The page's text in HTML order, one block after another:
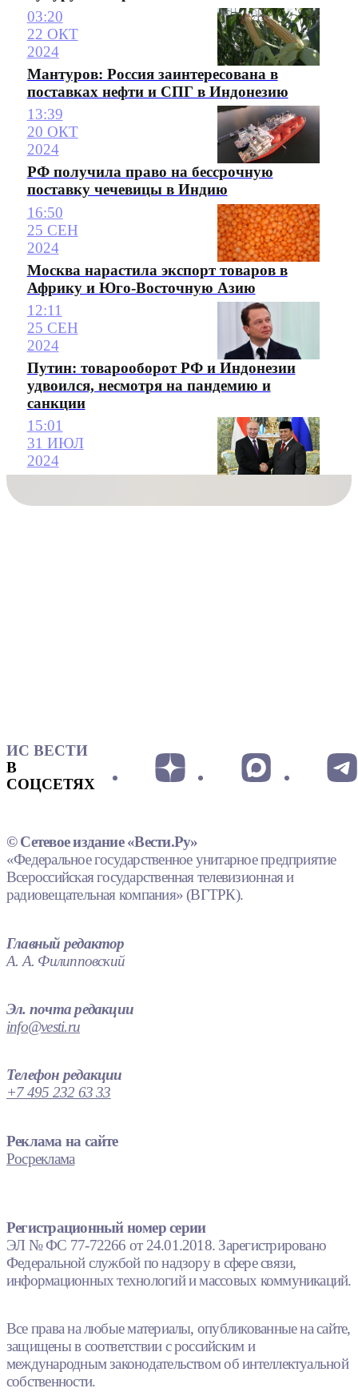
03:20
22 ОКТ
2024
Мантуров: Россия заинтересована в
поставках нефти и СПГ в Индонезию
13:39
20 ОКТ
2024
РФ получила право на бессрочную
поставку чечевицы в Индию
16:50
25 СЕН
2024
Москва нарастила экспорт товаров в
Африку и Юго-Восточную Азию
12:11
25 СЕН
2024
Путин: товарооборот РФ и Индонезии
удвоился, несмотря на пандемию и
санкции
15:01
31 ИЮЛ
2024
ИС ВЕСТИ
В
СОЦСЕТЯХ
© Сетевое издание «Вести.Ру»
«Федеральное государственное унитарное предприятие
Всероссийская государственная телевизионная и
радиовещательная компания» (ВГТРК).
Главный редактор
А. А. Филипповский
Эл. почта редакции
info@vesti.ru
Телефон редакции
+7 495 232 63 33
Реклама на сайте
Росреклама
Регистрационный номер серии
ЭЛ № ФС 77-72266 от 24.01.2018. Зарегистрировано
Федеральной службой по надзору в сфере связи,
информационных технологий и массовых коммуникаций.
Все права на любые материалы, опубликованные на сайте,
защищены в соответствии с российским и
международным законодательством об интеллектуальной
собственности.